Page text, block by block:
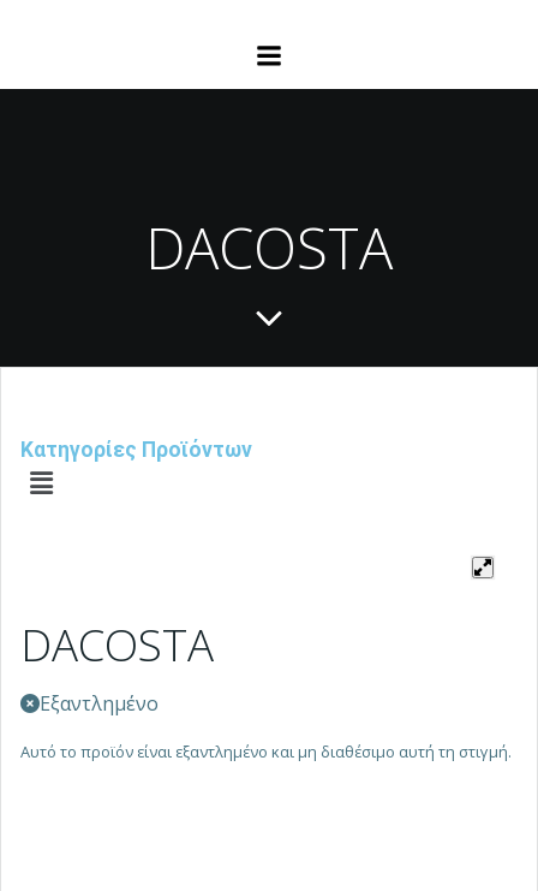
DACOSTA
Κατηγορίες Προϊόντων
DACOSTA
Εξαντλημένο
Αυτό το προϊόν είναι εξαντλημένο και μη διαθέσιμο αυτή τη στιγμή.